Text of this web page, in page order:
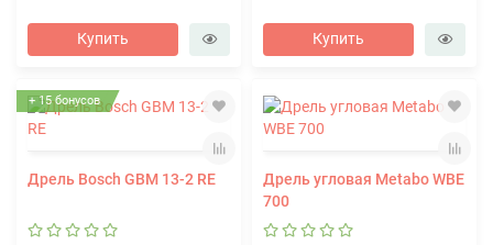
Купить Купить
+ 15 бонусов
Дрель Bosch GBM 13-2 RE
Дрель угловая Metabo WBE
700